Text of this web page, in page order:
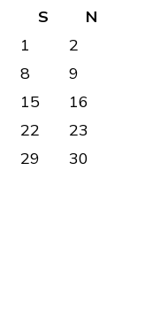
S
N
1
2
8
9
15
16
22
23
29
30